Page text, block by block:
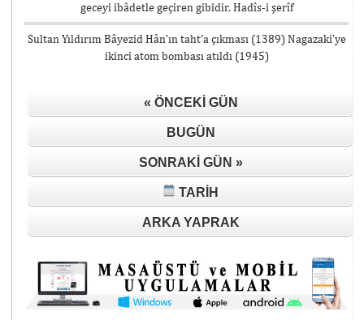
geceyi ibâdetle geçiren gibidir. Hadîs-i şerîf
Sultan Yıldırım Bâyezid Hân’ın taht’a çıkması (1389) Nagazaki’ye
ikinci atom bombası atıldı (1945)
« ÖNCEKI GÜN
BUGÜN
SONRAKI GÜN »
TARIH
ARKA YAPRAK